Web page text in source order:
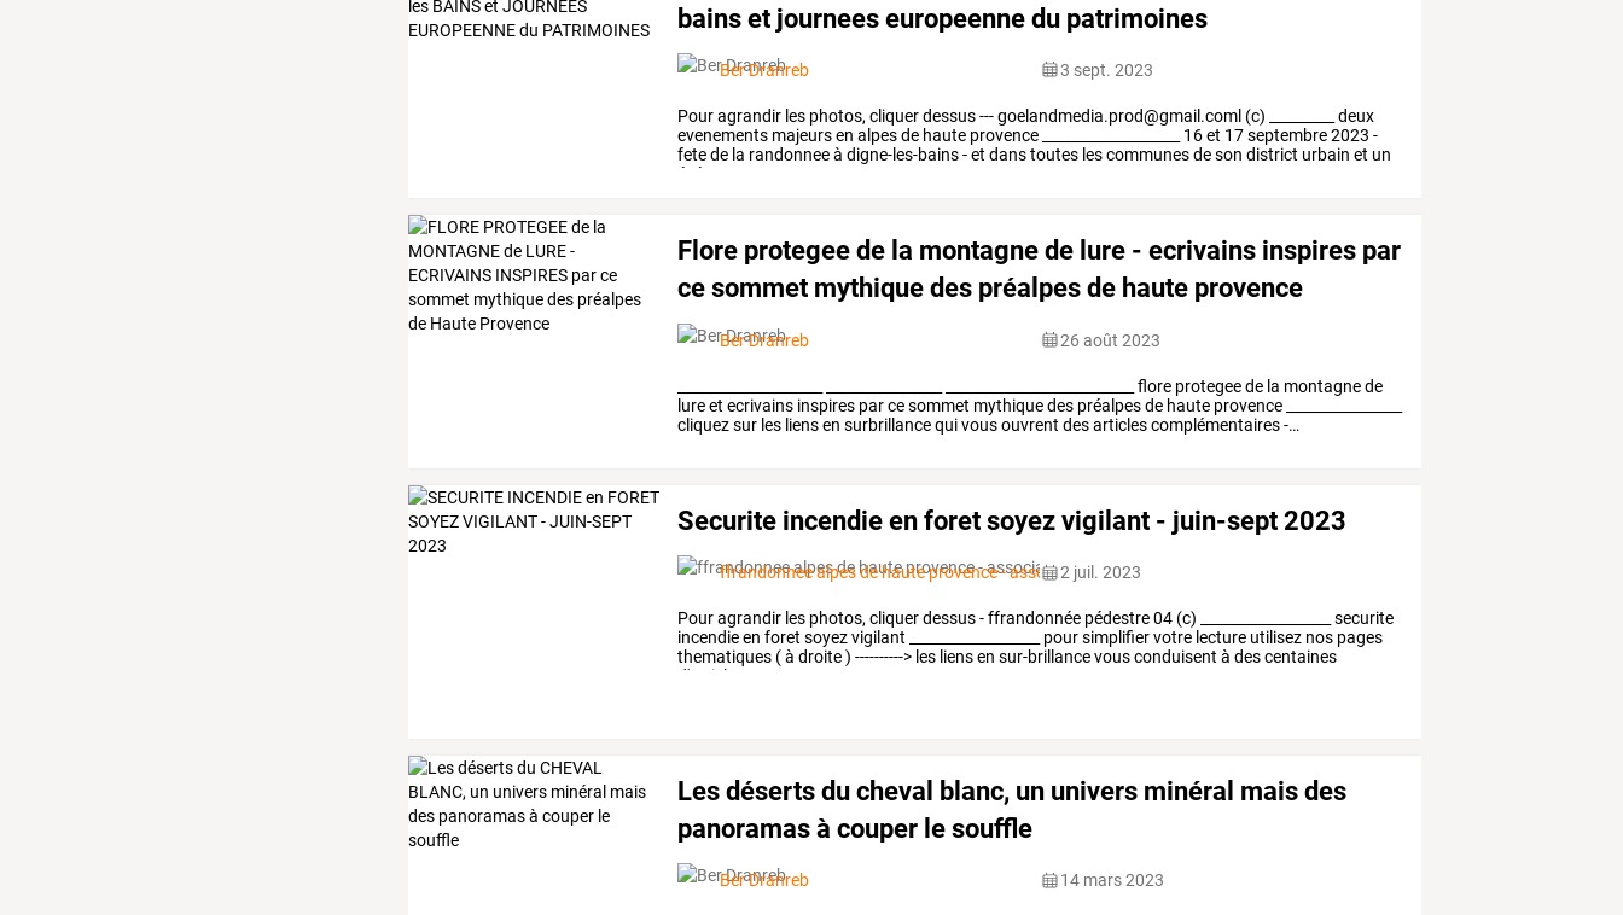
bains et journees europeenne du patrimoines
Ber Dranreb 3 sept. 2023
Pouragrandir les photos, cliquerdessus---goelandmedia.prod@gmail.coml (c)
deux
evenements majeursen alpesde haute provence 16et 17septembre2023 -
fetede la randonneeà digne-les-bains-et danstoutes lescommunesdeson district urbain et un
événement
Flore protegee de la montagne de lure - ecrivains inspires par
ce sommet mythique des préalpes de haute provence
Ber Dranreb 26 août 2023
flore protegeede la montagnede
lureet ecrivains inspires parcesommet mythiquedes préalpesde haute provence
cliquezsur les liensen surbrillancequivousouvrent desarticlescomplémentaires-…
Securite incendie en foret soyez vigilant - juin-sept 2023
ffrandonnee alpes de haute provence - associations
2 juil. 2023
Pouragrandir les photos,cliquerdessus-ffrandonnée pédestre04 (c)
securite
incendieen foret soyezvigilant poursimplifiervotre lecture utilisez nos pages
thematiques (à droite) ----------> les liensen sur-brillancevousconduisent à descentaines
d'articles
Les déserts du cheval blanc, un univers minéral mais des
panoramas à couper le souffle
Ber Dranreb 14 mars 2023